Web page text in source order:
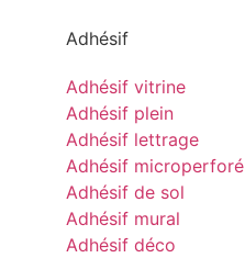
Adhésif
Adhésif vitrine
Adhésif plein
Adhésif lettrage
Adhésif microperforé
Adhésif de sol
Adhésif mural
Adhésif déco